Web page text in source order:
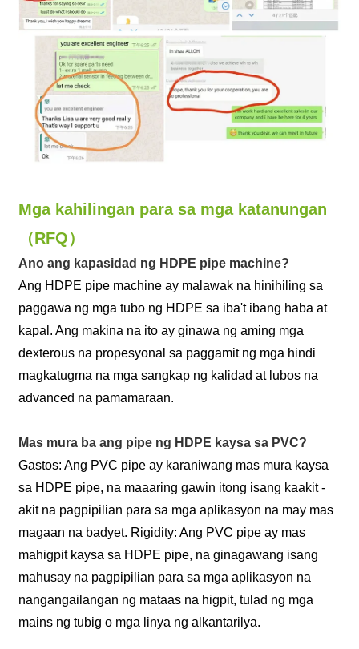
Mga kahilingan para sa mga katanungan
（RFQ）
Ano ang kapasidad ng HDPE pipe machine?
Ang HDPE pipe machine ay malawak na hinihiling sa
paggawa ng mga tubo ng HDPE sa iba't ibang haba at
kapal. Ang makina na ito ay ginawa ng aming mga
dexterous na propesyonal sa paggamit ng mga hindi
magkatugma na mga sangkap ng kalidad at lubos na
advanced na pamamaraan.
Mas mura ba ang pipe ng HDPE kaysa sa PVC?
Gastos: Ang PVC pipe ay karaniwang mas mura kaysa
sa HDPE pipe, na maaaring gawin itong isang kaakit -
akit na pagpipilian para sa mga aplikasyon na may mas
magaan na badyet. Rigidity: Ang PVC pipe ay mas
mahigpit kaysa sa HDPE pipe, na ginagawang isang
mahusay na pagpipilian para sa mga aplikasyon na
nangangailangan ng mataas na higpit, tulad ng mga
mains ng tubig o mga linya ng alkantarilya.